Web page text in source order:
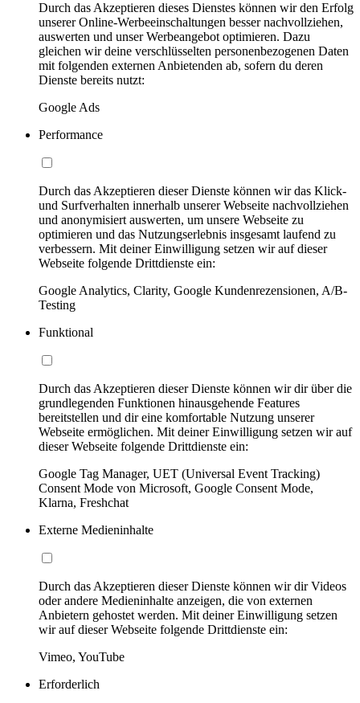
Durch das Akzeptieren dieses Dienstes können wir den Erfolg
unserer Online-Werbeeinschaltungen besser nachvollziehen,
auswerten und unser Werbeangebot optimieren. Dazu
gleichen wir deine verschlüsselten personenbezogenen Daten
mit folgenden externen Anbietenden ab, sofern du deren
Dienste bereits nutzt:
Google Ads
Performance
Durch das Akzeptieren dieser Dienste können wir das Klick-
und Surfverhalten innerhalb unserer Webseite nachvollziehen
und anonymisiert auswerten, um unsere Webseite zu
optimieren und das Nutzungserlebnis insgesamt laufend zu
verbessern. Mit deiner Einwilligung setzen wir auf dieser
Webseite folgende Drittdienste ein:
Google Analytics, Clarity, Google Kundenrezensionen, A/B-
Testing
Funktional
Durch das Akzeptieren dieser Dienste können wir dir über die
grundlegenden Funktionen hinausgehende Features
bereitstellen und dir eine komfortable Nutzung unserer
Webseite ermöglichen. Mit deiner Einwilligung setzen wir auf
dieser Webseite folgende Drittdienste ein:
Google Tag Manager, UET (Universal Event Tracking)
Consent Mode von Microsoft, Google Consent Mode,
Klarna, Freshchat
Externe Medieninhalte
Durch das Akzeptieren dieser Dienste können wir dir Videos
oder andere Medieninhalte anzeigen, die von externen
Anbietern gehostet werden. Mit deiner Einwilligung setzen
wir auf dieser Webseite folgende Drittdienste ein:
Vimeo, YouTube
Erforderlich